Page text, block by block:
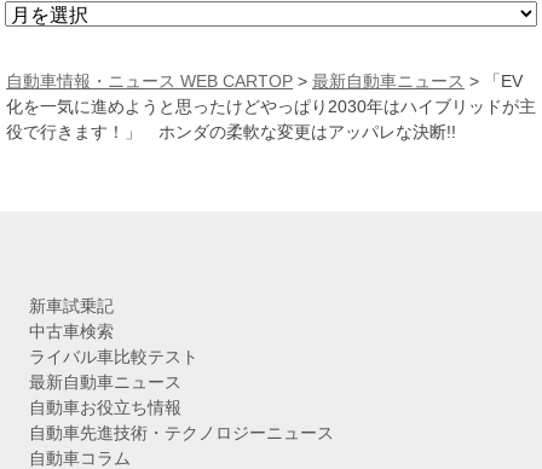
ア
カ
イ
ブ
自動車情報・ニュース WEB CARTOP > 最新自動車ニュース >
「EV
化を一気に進めようと思ったけどやっぱり2030年はハイブリッドが主
役で行きます！」 ホンダの柔軟な変更はアッパレな決断!!
新車試乗記
中古車検索
ライバル車比較テスト
最新自動車ニュース
自動車お役立ち情報
自動車先進技術・テクノロジーニュース
自動車コラム